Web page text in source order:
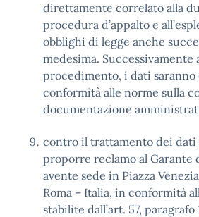
direttamente correlato alla
procedura d’appalto e
obblighi di legge anche
medesima. Successivamente
procedimento, i dati
conformità alle norme sulla
documentazione
contro il trattamento dei dati
proporre reclamo al Garante
avente sede in Piazza Venezia
Roma – Italia, in conformità
stabilite dall’art. 57,